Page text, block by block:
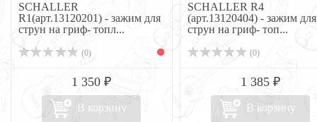
SCHALLER
R1(арт.13120201) - зажим для
струн на гриф- топл...
(0)
1 350 ₽
В корзину
SCHALLER R4
(арт.13120404) - зажим для
струн на гриф- топ...
(0)
1 385 ₽
В корзину